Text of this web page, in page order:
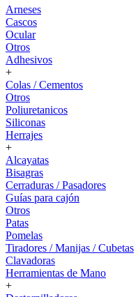
Arneses
Cascos
Ocular
Otros
Adhesivos
+
Colas / Cementos
Otros
Poliuretanicos
Siliconas
Herrajes
+
Alcayatas
Bisagras
Cerraduras / Pasadores
Guías para cajón
Otros
Patas
Pomelas
Tiradores / Manijas / Cubetas
Clavadoras
Herramientas de Mano
+